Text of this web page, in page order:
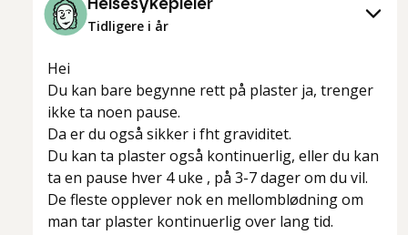
Helsesykepleier
Tidligere i år
Hei
Du kan bare begynne rett på plaster ja, trenger
ikke ta noen pause.
Da er du også sikker i fht graviditet.
Du kan ta plaster også kontinuerlig, eller du kan
ta en pause hver 4 uke , på 3-7 dager om du vil.
De fleste opplever nok en mellomblødning om
man tar plaster kontinuerlig over lang tid.